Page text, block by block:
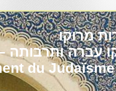
מרוקו
du